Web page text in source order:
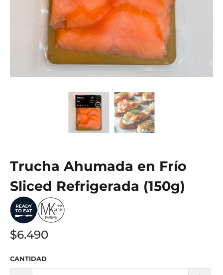
Trucha Ahumada en Frío
Sliced Refrigerada (150g)
$6.490
CANTIDAD